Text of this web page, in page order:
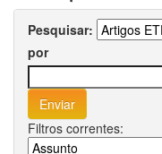
Pesquisar:
por
Filtros correntes: